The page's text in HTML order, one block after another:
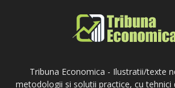
Tribuna Economica - Ilustratii/texte
metodologii si solutii practice, cu tehnici